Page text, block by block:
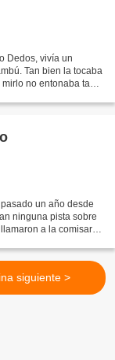
Dedos, vivía un
Tan bien la tocaba
no entonaba tan
un año desde
ninguna pista sobre
a la comisaria
siguiente >